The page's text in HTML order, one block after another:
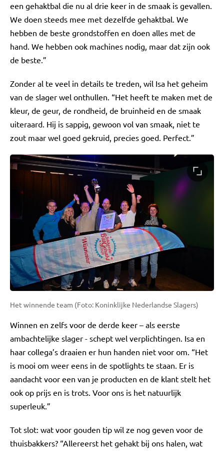
een gehaktbal die nu al drie keer in de smaak is gevallen.
We doen steeds mee met dezelfde gehaktbal. We
hebben de beste grondstoffen en doen alles met de
hand. We hebben ook machines nodig, maar dat zijn ook
de beste.”
Zonder al te veel in details te treden, wil Isa het geheim
van de slager wel onthullen. “Het heeft te maken met de
kleur, de geur, de rondheid, de bruinheid en de smaak
uiteraard. Hij is sappig, gewoon vol van smaak, niet te
zout maar wel goed gekruid, precies goed. Perfect.”
Het winnende team (Foto: Koninklijke Nederlandse Slagers)
Winnen en zelfs voor de derde keer – als eerste
ambachtelijke slager - schept wel verplichtingen. Isa en
haar collega’s draaien er hun handen niet voor om. “Het
is mooi om weer eens in de spotlights te staan. Er is
aandacht voor een van je producten en de klant stelt het
ook op prijs en is trots. Voor ons is het natuurlijk
superleuk.”
Tot slot: wat voor gouden tip wil ze nog geven voor de
thuisbakkers? “Allereerst het gehakt bij ons halen, wat